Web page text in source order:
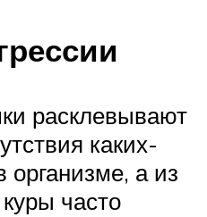
расклевывают
каких-
а из
часто